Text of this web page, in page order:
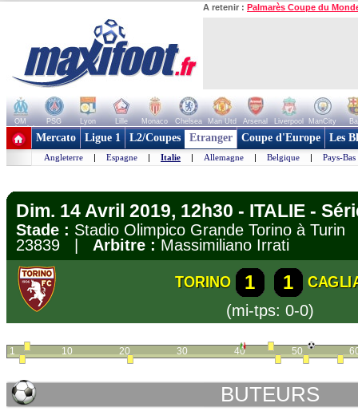
A retenir : Palmarès Coupe du
OM PSG Lyon Lille Monaco Chelsea Man Utd Arsenal Liverpool ManCity
+ de clubs
Mercato Ligue 1 L2/Coupes Etranger Coupe d'Europe Les
Angleterre | Espagne | Italie | Allemagne | Belgique | Pays-Bas
Dim. 14 Avril 2019, 12h30 - ITALIE -
Stade : Stadio Olimpico Grande Torino à
23839 | Arbitre : Massimiliano Irrati
TORINO 1 1
(mi-tps: 0-0)
1 10 20 30 40 50
BUTEURS